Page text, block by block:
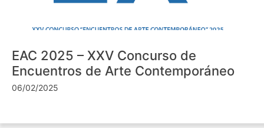
EAC 2025 – XXV Concurso de
Encuentros de Arte Contemporáneo
06/02/2025